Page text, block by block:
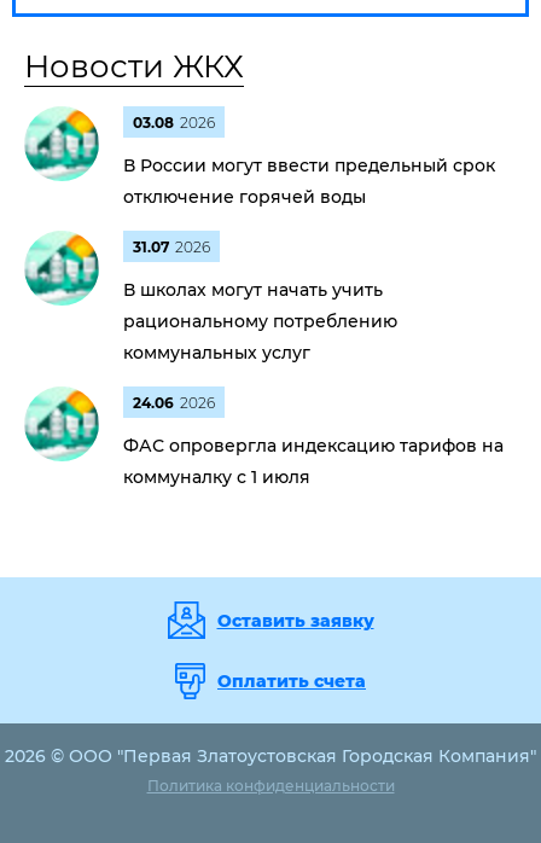
Новости ЖКХ
03.08 2026
В России могут ввести предельный срок
отключение горячей воды
31.07 2026
В школах могут начать учить
рациональному потреблению
коммунальных услуг
24.06 2026
ФАС опровергла индексацию тарифов на
коммуналку с 1 июля
Оставить заявку
Оплатить счета
2026 © ООО "Первая Златоустовская Городская Компания"
Политика конфиденциальности